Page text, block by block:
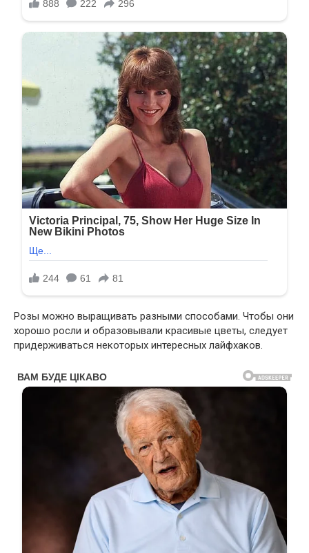
Розы можно выращивать разными способами. Чтобы они
хорошо росли и образовывали красивые цветы, следует
придерживаться некоторых интересных лайфхаков.